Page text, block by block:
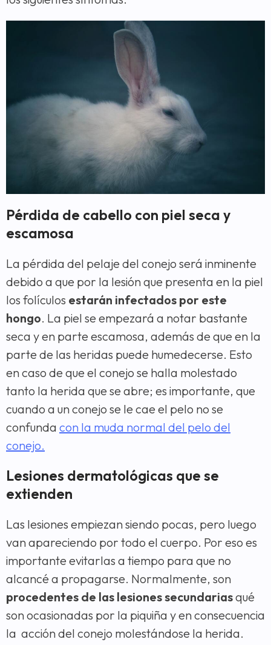
Pérdida de cabello con piel seca y
escamosa
La pérdida del pelaje del conejo será inminente
debido a que por la lesión que presenta en la piel
los folículos estarán infectados por este
hongo. La piel se empezará a notar bastante
seca y en parte escamosa, además de que en la
parte de las heridas puede humedecerse. Esto
en caso de que el conejo se halla molestado
tanto la herida que se abre; es importante, que
cuando a un conejo se le cae el pelo no se
confunda con la muda normal del pelo del
conejo.
Lesiones dermatológicas que se
extienden
Las lesiones empiezan siendo pocas, pero luego
van apareciendo por todo el cuerpo. Por eso es
importante evitarlas a tiempo para que no
alcancé a propagarse. Normalmente, son
procedentes de las lesiones secundariasqué
son ocasionadas por la piquiña y en consecuencia
la acción del conejo molestándose la herida.